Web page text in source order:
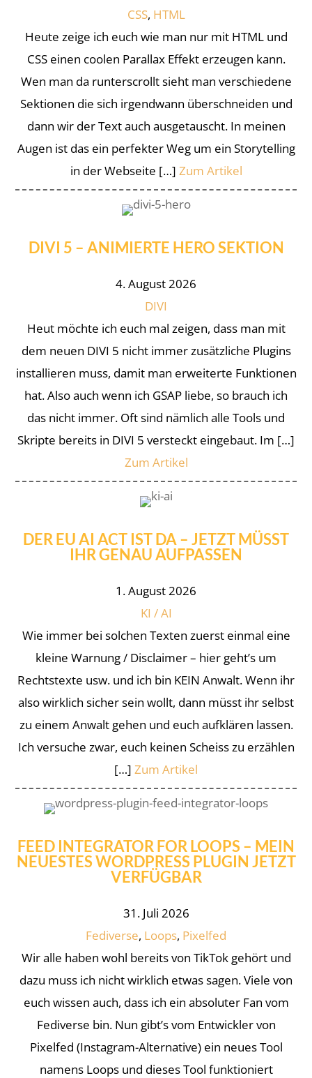
CSS, HTML
Heute zeige ich euch wie man nur mit HTML und
CSS einen coolen Parallax Effekt erzeugen kann.
Wen man da runterscrollt sieht man verschiedene
Sektionen die sich irgendwann überschneiden und
dann wir der Text auch ausgetauscht. In meinen
Augen ist das ein perfekter Weg um ein Storytelling
in der Webseite […] Zum Artikel
DIVI 5 – ANIMIERTE HERO SEKTION
4. August 2026
DIVI
Heut möchte ich euch mal zeigen, dass man mit
dem neuen DIVI 5 nicht immer zusätzliche Plugins
installieren muss, damit man erweiterte Funktionen
hat. Also auch wenn ich GSAP liebe, so brauch ich
das nicht immer. Oft sind nämlich alle Tools und
Skripte bereits in DIVI 5 versteckt eingebaut. Im […]
Zum Artikel
DER EU AI ACT IST DA – JETZT MÜSST
IHR GENAU AUFPASSEN
1. August 2026
KI / AI
Wie immer bei solchen Texten zuerst einmal eine
kleine Warnung / Disclaimer – hier geht’s um
Rechtstexte usw. und ich bin KEIN Anwalt. Wenn ihr
also wirklich sicher sein wollt, dann müsst ihr selbst
zu einem Anwalt gehen und euch aufklären lassen.
Ich versuche zwar, euch keinen Scheiss zu erzählen
[…] Zum Artikel
FEED INTEGRATOR FOR LOOPS – MEIN
NEUESTES WORDPRESS PLUGIN JETZT
VERFÜGBAR
31. Juli 2026
Fediverse, Loops, Pixelfed
Wir alle haben wohl bereits von TikTok gehört und
dazu muss ich nicht wirklich etwas sagen. Viele von
euch wissen auch, dass ich ein absoluter Fan vom
Fediverse bin. Nun gibt’s vom Entwickler von
Pixelfed (Instagram-Alternative) ein neues Tool
namens Loops und dieses Tool funktioniert